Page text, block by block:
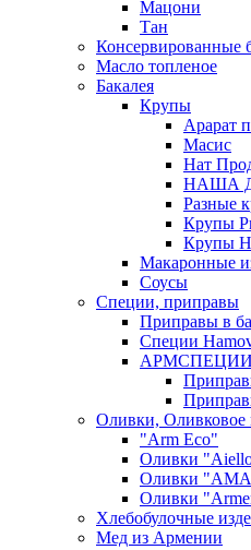
Мацони
Тан
Консервированные
Масло топленое
Бакалея
Крупы
Арарат
Масис
Нат
НАША
Разные
Крупы
Крупы
Макаронные
Соусы
Специи, приправы
Приправы в
Специи
АРМСПЕЦИИ
Оливки, Оливковое
"Arm Eco"
Оливки
Оливки
Оливки
Хлебобулочные
Мед из Армении